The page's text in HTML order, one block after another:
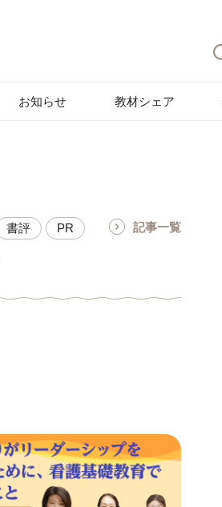
お知らせ 教材シェア
書評 PR 記事一覧